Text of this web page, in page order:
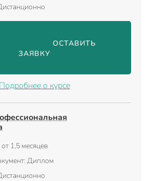
ОСТАВИТЬ
ЗАЯВКУ
Подробнее о курсе
1,5 месяцев
Диплом